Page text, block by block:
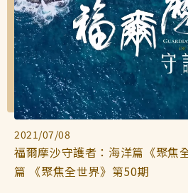
2021/07/08
福爾摩沙守護者：海洋篇《聚焦
篇 《聚焦全世界》第50期